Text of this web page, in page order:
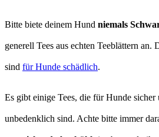
Bitte biete deinem Hund niemals
generell Tees aus echten Teeblättern
sind für Hunde schädlich.
Es gibt einige Tees, die für Hunde sicher
unbedenklich sind. Achte bitte immer